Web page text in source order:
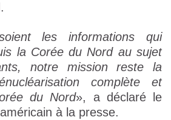
les informations qui
la Corée du Nord au sujet
notre mission reste la
complète et
du Nord», a déclaré le
à la presse.